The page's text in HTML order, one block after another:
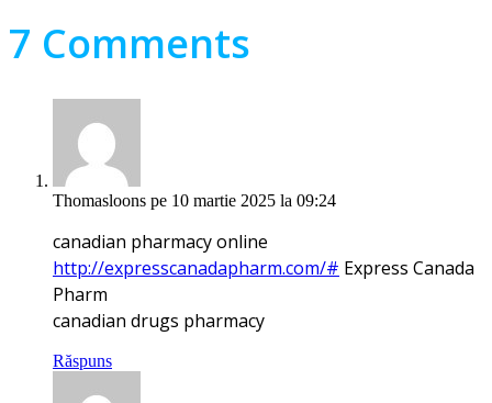
7 Comments
Thomasloons pe 10 martie 2025 la 09:24
canadian pharmacy online
http://expresscanadapharm.com/# Express Canada
Pharm
canadian drugs pharmacy
Răspuns